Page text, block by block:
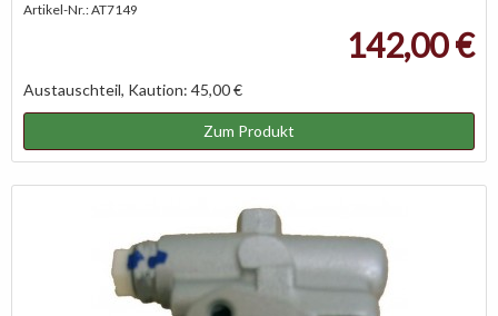
Artikel-Nr.: AT7149
142,00 €
Austauschteil, Kaution: 45,00 €
Zum Produkt